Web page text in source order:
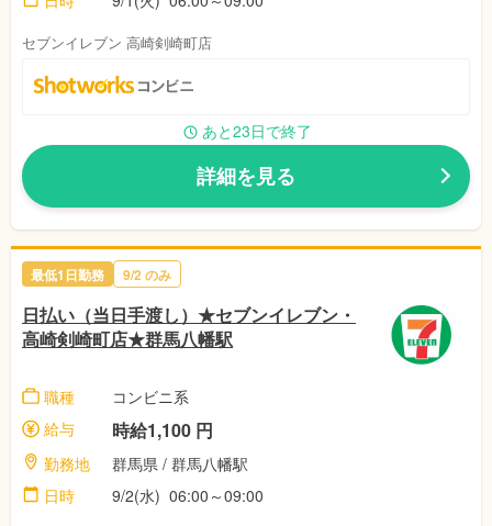
セブンイレブン 高崎剣崎町店
あと23日で終了
詳細を見る
最低1日勤務 9/2 のみ
日払い（当日手渡し）★セブンイレブン・
高崎剣崎町店★群馬八幡駅
職種
コンビニ系
給与
時給1,100 円
勤務地
群馬県 / 群馬八幡駅
日時
9/2(水) 06:00～09:00